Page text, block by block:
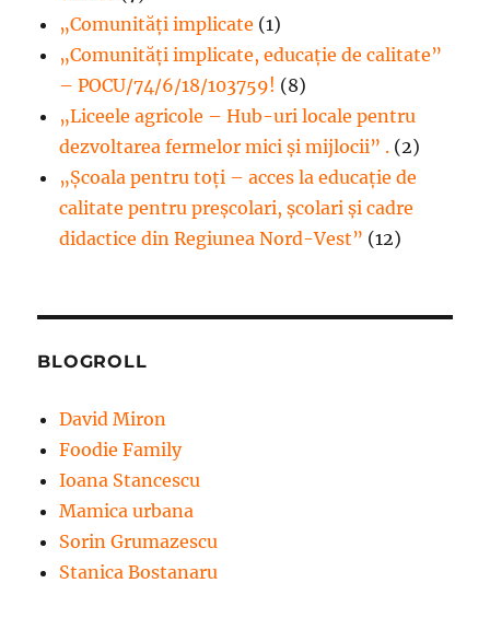
„Comunități implicate (1)
„Comunități implicate, educație de calitate”
– POCU/74/6/18/103759! (8)
„Liceele agricole – Hub-uri locale pentru
dezvoltarea fermelor mici şi mijlocii” . (2)
„Școala pentru toți – acces la educație de
calitate pentru preșcolari, școlari și cadre
didactice din Regiunea Nord-Vest” (12)
BLOGROLL
David Miron
Foodie Family
Ioana Stancescu
Mamica urbana
Sorin Grumazescu
Stanica Bostanaru